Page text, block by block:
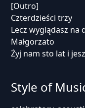
[Outro]
Czterdzieści trzy
Lecz wyglądasz na
Małgorzato
Żyj nam sto lat i
Style of